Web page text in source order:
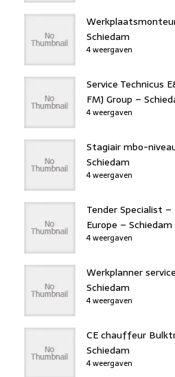
Schiedam
4 weergaven
Service Technicus
FMJ Group –
4 weergaven
Stagiair mbo-
Schiedam
4 weergaven
Tender Specialist
Europe – Schiedam
4 weergaven
Werkplanner
Schiedam
4 weergaven
CE chauffeur
Schiedam
4 weergaven